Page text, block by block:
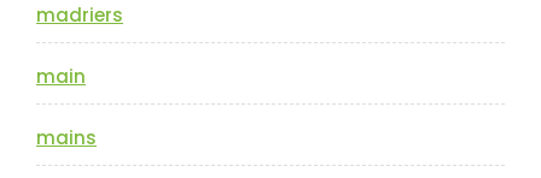
madriers
main
mains